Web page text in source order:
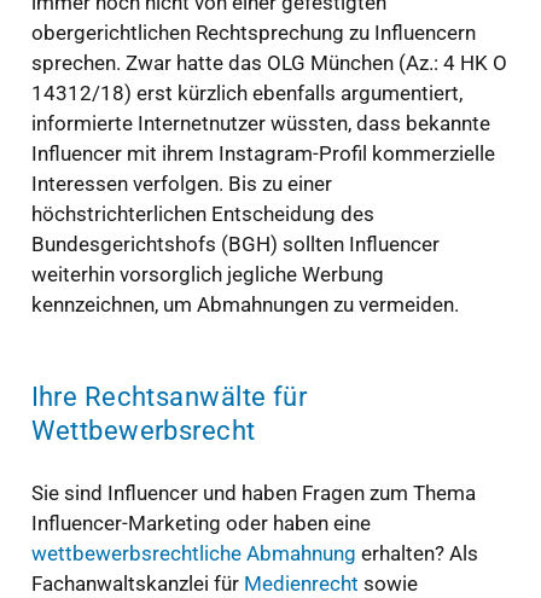
obergerichtlichen Rechtsprechung zu Influencern
sprechen. Zwar hatte das OLG München (Az.: 4 HK O
14312/18) erst kürzlich ebenfalls argumentiert,
informierte Internetnutzer wüssten, dass bekannte
Influencer mit ihrem Instagram-Profil kommerzielle
Interessen verfolgen. Bis zu einer
höchstrichterlichen Entscheidung des
Bundesgerichtshofs (BGH) sollten Influencer
weiterhin vorsorglich jegliche Werbung
kennzeichnen, um Abmahnungen zu vermeiden.
Ihre Rechtsanwälte für
Wettbewerbsrecht
Sie sind Influencer und haben Fragen zum Thema
Influencer-Marketing oder haben eine
wettbewerbsrechtliche Abmahnung erhalten? Als
Fachanwaltskanzlei für Medienrecht sowie